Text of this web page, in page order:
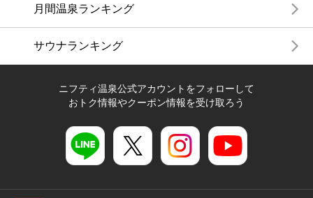
月間温泉ランキング
サウナランキング
ニフティ温泉公式アカウントをフォローして
おトク情報やクーポン情報を受け取ろう